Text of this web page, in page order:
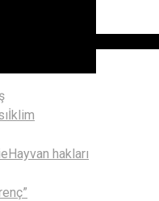
İklim
Hayvan hakları